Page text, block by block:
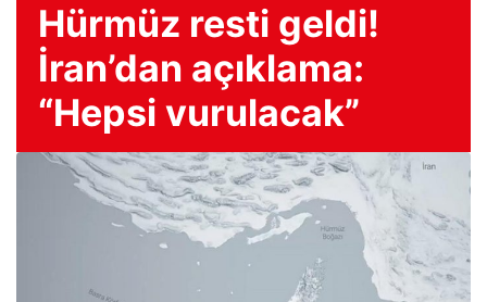
Hürmüz resti geldi!
İran’dan açıklama:
“Hepsi vurulacak”